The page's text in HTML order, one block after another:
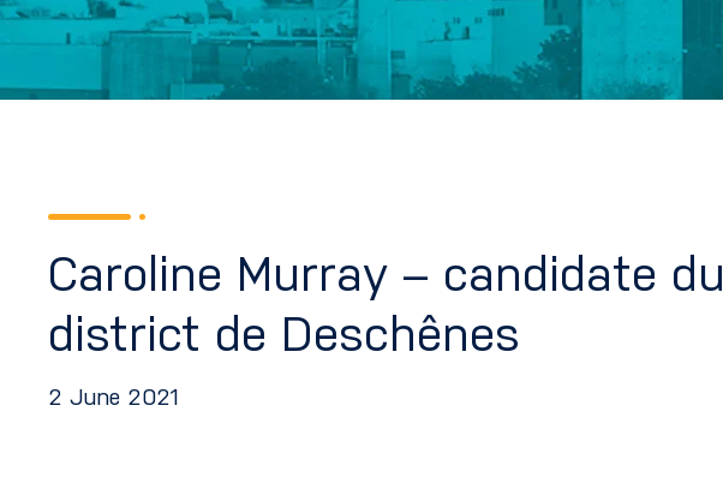
Caroline Murray – candidate du
district de Deschênes
2 June 2021